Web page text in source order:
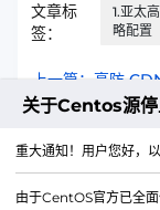
文章标
签：
1.亚太
略配置
上一篇：高防
关于Centos源停
重大通知！用户您好，
由于CentOS官方已全